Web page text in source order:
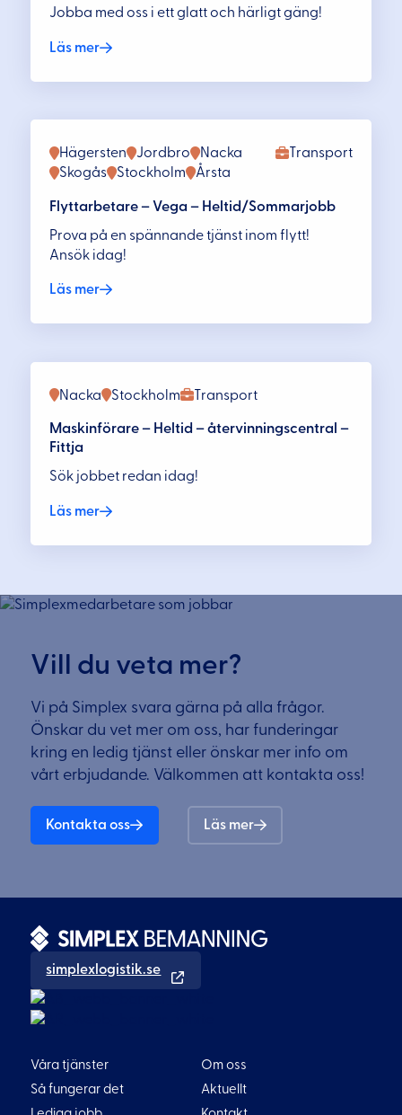
Jobba med oss i ett glatt och härligt gäng!
Läs mer
Transport
Hägersten Jordbro
Nacka
Skogås
Stockholm Årsta
Flyttarbetare – Vega – Heltid/Sommarjobb
Prova på en spännande tjänst inom flytt!
Ansök idag!
Läs mer
Transport
Nacka Stockholm
Maskinförare – Heltid – återvinningscentral –
Fittja
Sök jobbet redan idag!
Läs mer
Vill du veta mer?
Vi på Simplex svara gärna på alla frågor.
Önskar du vet mer om oss, har funderingar
kring en ledig tjänst eller önskar mer info om
vårt erbjudande. Välkommen att kontakta oss!
Kontakta oss Läs mer
simplexlogistik.se
Våra tjänster
Så fungerar det
Om oss
Aktuellt